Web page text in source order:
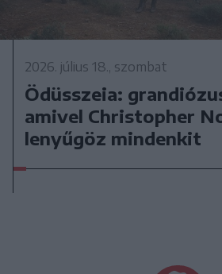
2026. július 18., szombat
Ödüsszeia:
amivel Christopher
lenyűgöz mindenkit